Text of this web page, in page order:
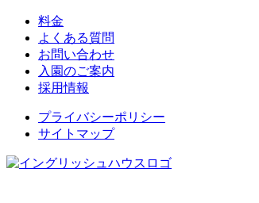
料金
よくある質問
お問い合わせ
入園のご案内
採用情報
プライバシーポリシー
サイトマップ